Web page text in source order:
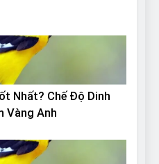
Nhất? Chế Độ Dinh
Vàng Anh